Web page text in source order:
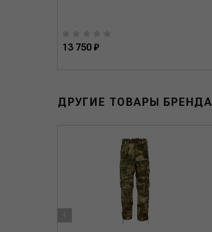
13 750 ₽
ДРУГИЕ ТОВАРЫ БРЕНДА
‹